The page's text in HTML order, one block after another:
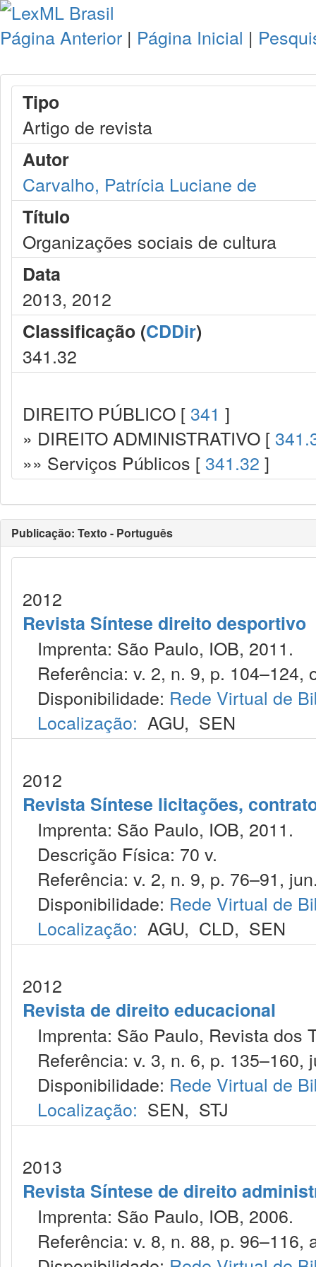
Página Anterior | Página Inicial |
Tipo
Artigo de revista
Autor
Carvalho, Patrícia Luciane de
Título
Organizações sociais de cultura
Data
2013, 2012
Classificação (CDDir)
341.32
DIREITO PÚBLICO [ 341 ]
» DIREITO ADMINISTRATIVO [
»» Serviços Públicos [ 341.32 ]
Publicação: Texto - Português
2012
Revista Síntese direito desportivo
Imprenta: São Paulo, IOB, 2011.
Referência: v. 2, n. 9, p. 104–124,
Disponibilidade: Rede Virtual de
Localização: AGU, SEN
2012
Revista Síntese licitações,
Imprenta: São Paulo, IOB, 2011.
Descrição Física: 70 v.
Referência: v. 2, n. 9, p. 76–91,
Disponibilidade: Rede Virtual de
Localização: AGU, CLD, SEN
2012
Revista de direito educacional
Imprenta: São Paulo, Revista dos
Referência: v. 3, n. 6, p. 135–160,
Disponibilidade: Rede Virtual de
Localização: SEN, STJ
2013
Revista Síntese de direito
Imprenta: São Paulo, IOB, 2006.
Referência: v. 8, n. 88, p. 96–116,